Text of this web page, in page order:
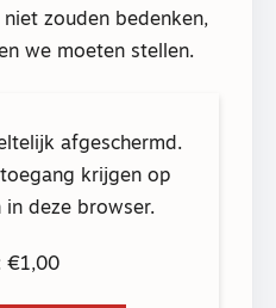
zouden bedenken,
we moeten stellen.
afgeschermd.
krijgen op
deze browser.
€1,00